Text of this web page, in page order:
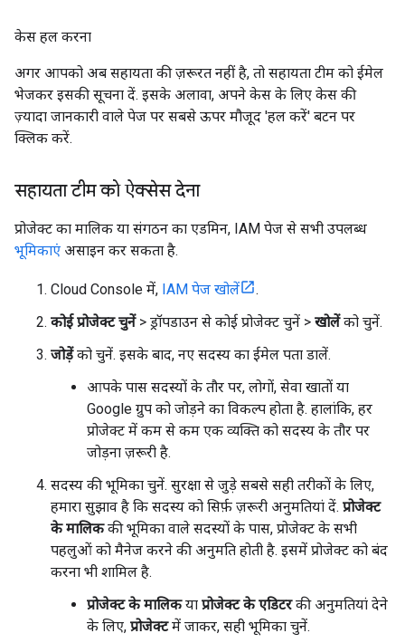
केस हल करना
अगर आपको अब सहायता की ज़रूरत नहीं है, तो सहायता टीम को ईमेल
भेजकर इसकी सूचना दें. इसके अलावा, अपने केस के लिए केस की
ज़्यादा जानकारी वाले पेज पर सबसे ऊपर मौजूद 'हल करें' बटन पर
क्लिक करें.
सहायता टीम को ऐक्सेस देना
प्रोजेक्ट का मालिक या संगठन का एडमिन, IAM पेज से सभी उपलब्ध
भूमिकाएं असाइन कर सकता है.
Cloud Console में, IAM पेज खोलें
.
कोई प्रोजेक्ट चुनें> ड्रॉपडाउन से कोई प्रोजेक्ट चुनें > खोलेंको चुनें.
जोड़ेंको चुनें. इसके बाद, नए सदस्य का ईमेल पता डालें.
आपके पास सदस्यों के तौर पर, लोगों, सेवा खातों या
Google ग्रुप को जोड़ने का विकल्प होता है. हालांकि, हर
प्रोजेक्ट में कम से कम एक व्यक्ति को सदस्य के तौर पर
जोड़ना ज़रूरी है.
सदस्य की भूमिका चुनें. सुरक्षा से जुड़े सबसे सही तरीकों के लिए,
हमारा सुझाव है कि सदस्य को सिर्फ़ ज़रूरी अनुमतियां दें. प्रोजेक्ट
के मालिककी भूमिका वाले सदस्यों के पास, प्रोजेक्ट के सभी
पहलुओं को मैनेज करने की अनुमति होती है. इसमें प्रोजेक्ट को बंद
करना भी शामिल है.
प्रोजेक्ट के मालिकया प्रोजेक्ट के एडिटरकी अनुमतियां देने
के लिए, प्रोजेक्टमें जाकर, सही भूमिका चुनें.